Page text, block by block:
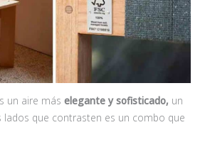
un aire más elegante y sofisticado, un
lados que contrasten es un combo que